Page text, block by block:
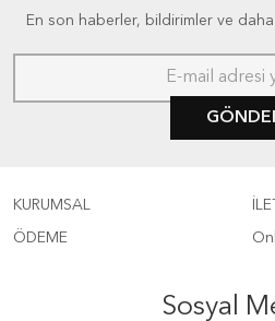
En son haberler, bildirimler ve
KURUMSAL
ÖDEME
Sosyal